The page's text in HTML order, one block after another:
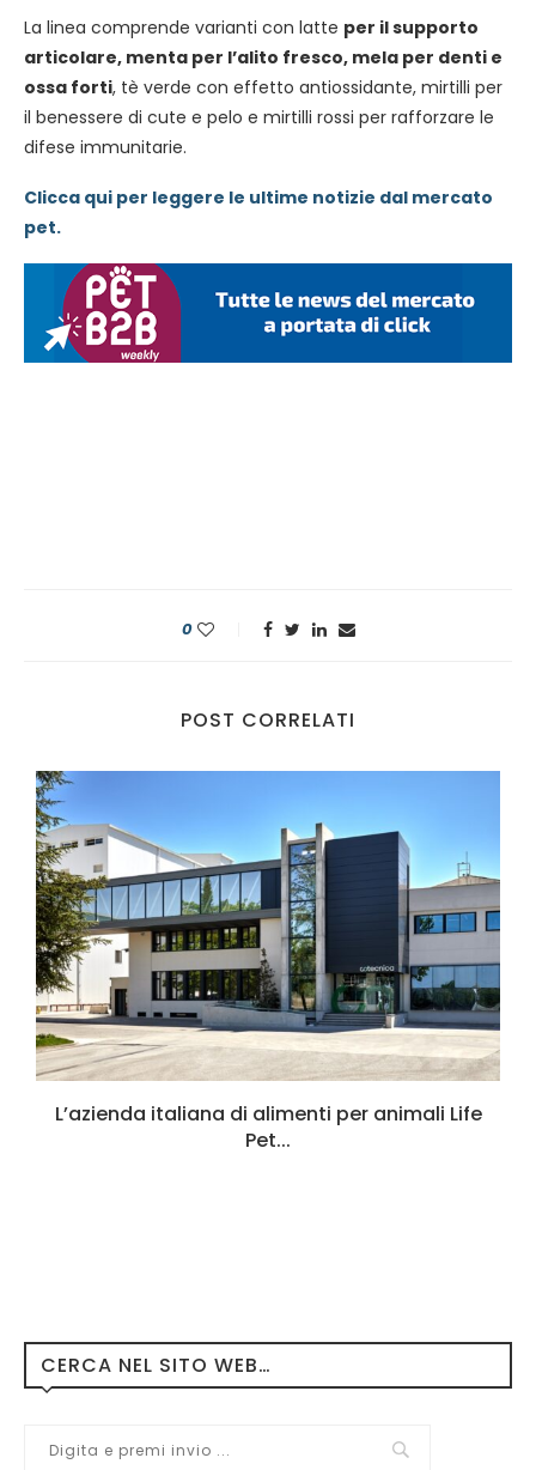
La linea comprende varianti con latte per il supporto
articolare, menta per l’alito fresco, mela per denti e
ossa forti, tè verde con effetto antiossidante, mirtilli per
il benessere di cute e pelo e mirtilli rossi per rafforzare le
difese immunitarie.
Clicca qui per leggere le ultime notizie dal mercato
pet.
0
POST CORRELATI
L’azienda italiana di alimenti per animali Life
Pet...
CERCA NEL SITO WEB…